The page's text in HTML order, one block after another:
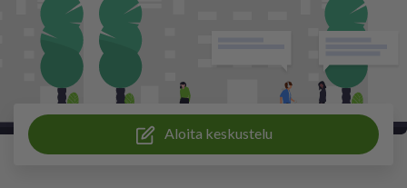
Aloita keskustelu